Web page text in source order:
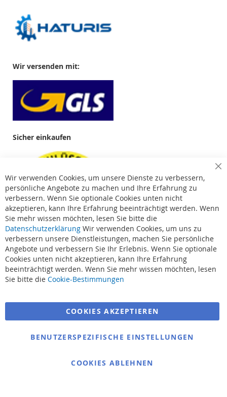
Wir versenden mit:
Sicher einkaufen
Suchbegriffe
Bestellungen und Rücksendungen
Kontaktieren Sie uns
Cookie Einstellungen
Wir verwenden Cookies, um unsere Dienste zu verbessern,
persönliche Angebote zu machen und Ihre Erfahrung zu
verbessern. Wenn Sie optionale Cookies unten nicht
akzeptieren, kann Ihre Erfahrung beeinträchtigt werden. Wenn
Sie mehr wissen möchten, lesen Sie bitte die
Datenschutzerklärung Wir verwenden Cookies, um uns zu
verbessern unsere Dienstleistungen, machen Sie persönliche
Angebote und verbessern Sie Ihr Erlebnis. Wenn Sie optionale
Cookies unten nicht akzeptieren, kann Ihre Erfahrung
beeinträchtigt werden. Wenn Sie mehr wissen möchten, lesen
Sie bitte die Cookie-Bestimmungen
COOKIES AKZEPTIEREN
BENUTZERSPEZIFISCHE EINSTELLUNGEN
COOKIES ABLEHNEN